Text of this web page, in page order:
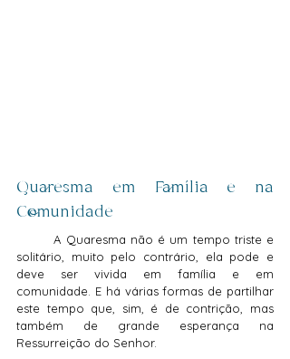
Quaresma em Família e na
Comunidade
	A Quaresma não é um tempo triste e
solitário, muito pelo contrário, ela pode e
deve ser vivida em família e em
comunidade. E há várias formas de partilhar
este tempo que, sim, é de contrição, mas
também de grande esperança na
Ressurreição do Senhor.